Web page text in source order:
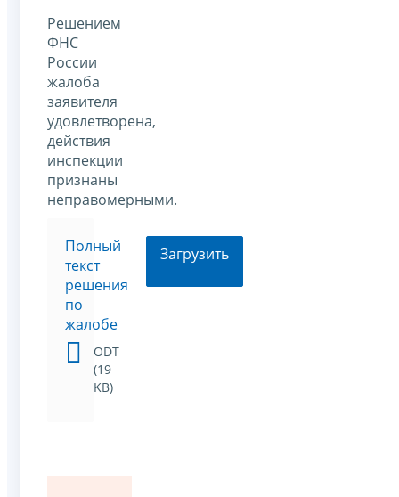
Решением
ФНС
России
жалоба
заявителя
удовлетворена,
действия
инспекции
признаны
неправомерными.
Полный
текст
решения
по
жалобе
ODT
(19
KB)
Загрузить